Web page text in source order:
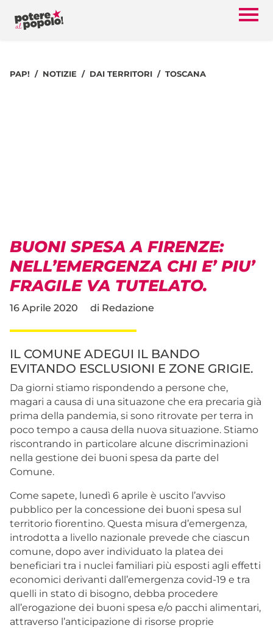
PAP! NOTIZIE DAI TERRITORI TOSCANA
BUONI SPESA A FIRENZE:
NELL’EMERGENZA CHI E’ PIU’
FRAGILE VA TUTELATO.
16 Aprile 2020 di Redazione
IL COMUNE ADEGUI IL BANDO
EVITANDO ESCLUSIONI E ZONE GRIGIE.
Da giorni stiamo rispondendo a persone che,
magari a causa di una situazone che era precaria già
prima della pandemia, si sono ritrovate per terra in
poco tempo a causa della nuova situazione. Stiamo
riscontrando in particolare alcune discriminazioni
nella gestione dei buoni spesa da parte del
Comune.
Come sapete, lunedì 6 aprile è uscito l’avviso
pubblico per la concessione dei buoni spesa sul
territorio fiorentino. Questa misura d’emergenza,
introdotta a livello nazionale prevede che ciascun
comune, dopo aver individuato la platea dei
beneficiari tra i nuclei familiari più esposti agli effetti
economici derivanti dall’emergenza covid-19 e tra
quelli in stato di bisogno, debba procedere
all’erogazione dei buoni spesa e/o pacchi alimentari,
attraverso l’anticipazione di risorse proprie